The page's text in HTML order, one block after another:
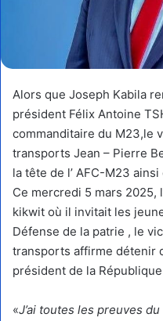
Alors que Joseph Kabila
président Félix Antoine
commanditaire du M23,le
transports Jean – Pierre
la tête de l’ AFC-M23
Ce mercredi 5 mars 2025,
kikwit où il invitait les
Défense de la patrie , le
transports affirme détenir
président de la
«J’ai toutes les preuves